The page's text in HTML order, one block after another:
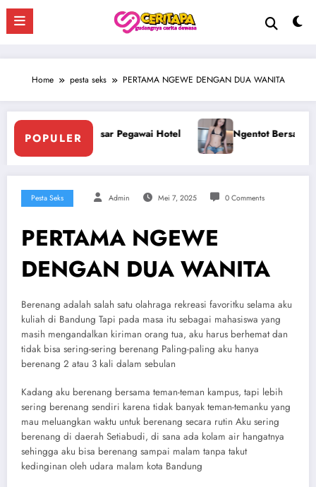
Skip
content
Home pesta seks PERTAMA NGEWE DENGAN DUA WANITA
POPULER
Ngentot Bersama Perawan Montok Berjilbab Ngentot
Pesta Seks Admin Mei 7, 2025 0 Comments
PERTAMA NGEWE
DENGAN DUA WANITA
Berenang adalah salah satu olahraga rekreasi favoritku selama aku
kuliah di Bandung Tapi pada masa itu sebagai mahasiswa yang
masih mengandalkan kiriman orang tua, aku harus berhemat dan
tidak bisa sering-sering berenang Paling-paling aku hanya
berenang 2 atau 3 kali dalam sebulan
Kadang aku berenang bersama teman-teman kampus, tapi lebih
sering berenang sendiri karena tidak banyak teman-temanku yang
mau meluangkan waktu untuk berenang secara rutin Aku sering
berenang di daerah Setiabudi, di sana ada kolam air hangatnya
sehingga aku bisa berenang sampai malam tanpa takut
kedinginan oleh udara malam kota Bandung